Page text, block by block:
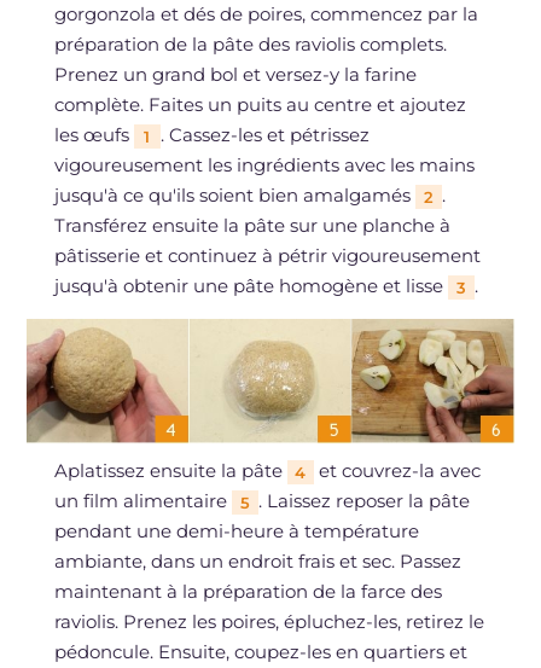
gorgonzola et dés de poires, commencez par la
préparation de la pâte des raviolis complets.
Prenez un grand bol et versez-y la farine
complète. Faites un puits au centre et ajoutez
les œufs
1
. Cassez-les et pétrissez
vigoureusement les ingrédients avec les mains
jusqu'à ce qu'ils soient bien amalgamés
2 .
Transférez ensuite la pâte sur une planche à
pâtisserie et continuez à pétrir vigoureusement
jusqu'à obtenir une pâte homogène et lisse
3 .
Aplatissez ensuite la pâte 4
et couvrez-la avec
un film alimentaire
5 . Laissez reposer la pâte
pendant une demi-heure à température
ambiante, dans un endroit frais et sec. Passez
maintenant à la préparation de la farce des
raviolis. Prenez les poires, épluchez-les, retirez le
pédoncule. Ensuite, coupez-les en quartiers et